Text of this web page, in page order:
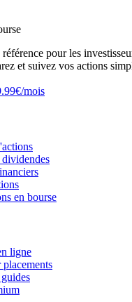
pour les
et suivez vos actions
mois
en bourse
ligne